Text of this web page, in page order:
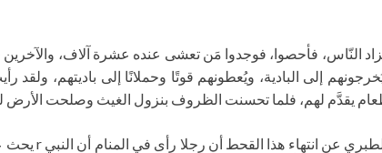
النّاس، فأحصوا، فوجدوا مَن تعشى عنده عشرة آلاف،
يُخرجونهم إلى البادية، ويُعطونهم قوتًا وحملانًا إلى
يقدَّم لهم، فلما تحسنت الظروف بنزول الغيث وصلحت الأرض